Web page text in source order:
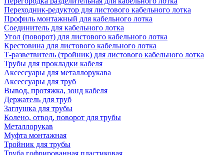
Переходник-редуктор для листового кабельного лотка
Профиль монтажный для кабельного лотка
Соединитель для кабельного лотка
Угол (поворот) для листового кабельного лотка
Крестовина для листового кабельного лотка
Т-разветвитель (тройник) для листового кабельного лотка
Трубы для прокладки кабеля
Аксессуары для металлорукава
Аксессуары для труб
Вывод, протяжка, зонд кабеля
Держатель для труб
Заглушка для трубы
Колено, отвод, поворот для трубы
Металлорукав
Муфта монтажная
Тройник для трубы
Труба гофрированная пластиковая